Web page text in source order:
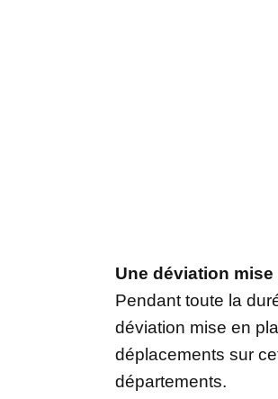
Une déviation mise
Pendant toute la
déviation mise en
déplacements sur
départements.